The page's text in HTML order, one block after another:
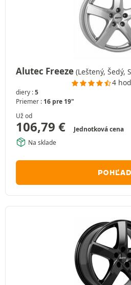
Alutec Freeze (Leštený, Šedý,
4
diery :5
Priemer : 16 pre 19"
Už od
106,79 €
Jednotková cena
Na sklade
POHĽAD